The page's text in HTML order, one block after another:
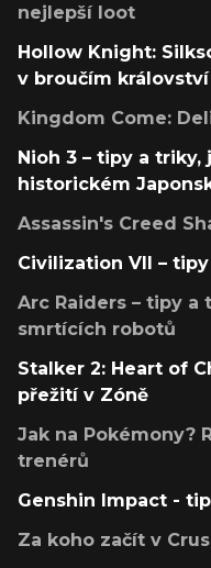
nejlepší loot
Hollow Knight:
v broučím království
Kingdom Come:
Nioh 3 – tipy a
historickém
Assassin's Creed
Civilization VII –
Arc Raiders – tipy a
smrtících robotů
Stalker 2: Heart of
přežití v Zóně
Jak na Pokémony?
trenérů
Genshin Impact -
Za koho začít v